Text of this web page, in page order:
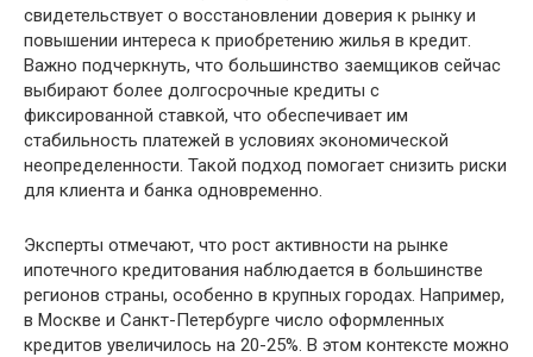
свидетельствует о восстановлении доверия к рынку и
повышении интереса к приобретению жилья в кредит.
Важно подчеркнуть, что большинство заемщиков сейчас
выбирают более долгосрочные кредиты с
фиксированной ставкой, что обеспечивает им
стабильность платежей в условиях экономической
неопределенности. Такой подход помогает снизить риски
для клиента и банка одновременно.
Эксперты отмечают, что рост активности на рынке
ипотечного кредитования наблюдается в большинстве
регионов страны, особенно в крупных городах. Например,
в Москве и Санкт-Петербурге число оформленных
кредитов увеличилось на 20-25%. В этом контексте можно